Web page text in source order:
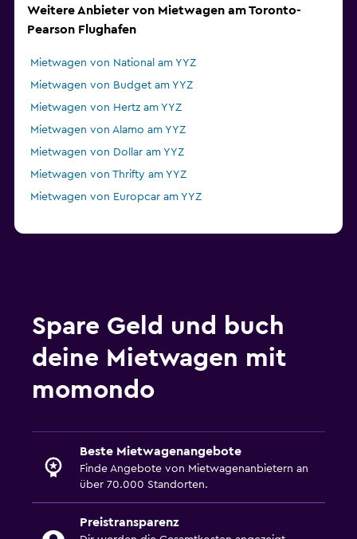
Weitere Anbieter von Mietwagen am Toronto-
Pearson Flughafen
Mietwagen von National am YYZ
Mietwagen von Budget am YYZ
Mietwagen von Hertz am YYZ
Mietwagen von Alamo am YYZ
Mietwagen von Dollar am YYZ
Mietwagen von Thrifty am YYZ
Mietwagen von Europcar am YYZ
Spare Geld und buch
deine Mietwagen mit
momondo
Beste Mietwagenangebote
Finde Angebote von Mietwagenanbietern an
über 70.000 Standorten.
Preistransparenz